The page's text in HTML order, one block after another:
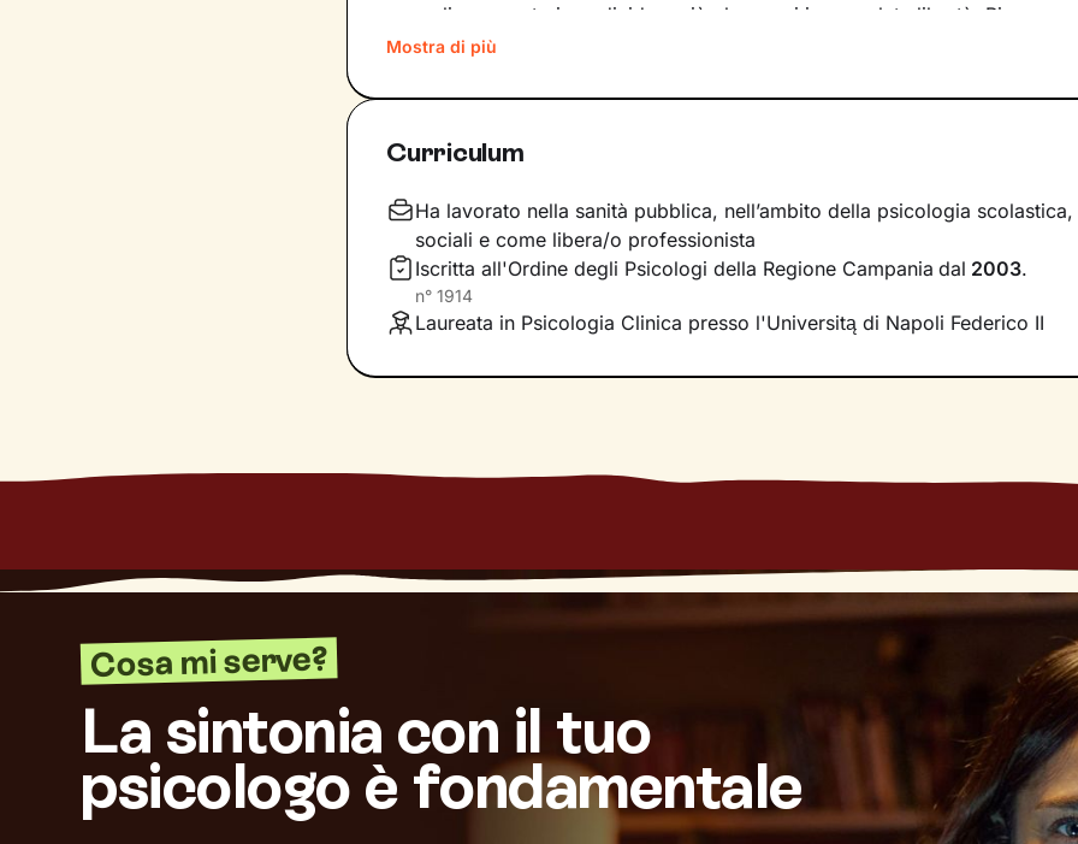
accoglienza, potrai condividere ciò che provi in completa libertà.
storia e ti aiuterò a riflettere su diversi aspetti della tua vita, per far
consapevole, e attraverso queste ti accompagnerò nell’affrontare i nodi più
percorrere un passo dopo l’altro, verso ilcambiamento positivoe il
Mostra di più
Curriculum
Ha lavorato nella sanità pubblica, nell’ambito della psicologia
sociali e come libera/o professionista
Iscritta all'Ordine degli Psicologi della Regione Campania dal 2003.
n° 1914
Laureata in Psicologia Clinica presso l'Universitą di Napoli Federico II
Cosa mi serve?
La sintonia con il tuo
psicologo è fondamentale